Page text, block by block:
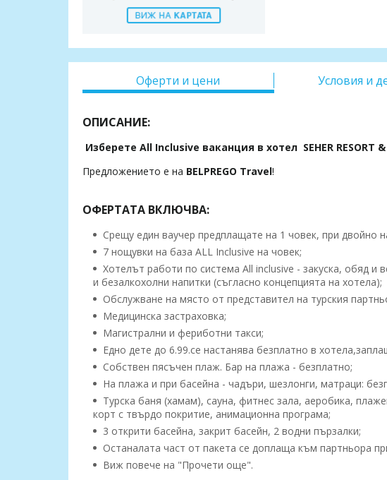
Оферти и цени Условия и
ОПИСАНИЕ:
Изберете All Inclusive ваканция в хотел SEHER RESORT
Предложението е на BELPREGO Travel!
ОФЕРТАТА ВКЛЮЧВА:
Срещу един ваучер предплащате на 1 човек, при двойно
7 нощувки на база ALL Inclusive на човек;
Хотелът работи по система All inclusive - закуска, обяд
и безалкохолни напитки (съгласно концепцията на хотела);
Обслужване на място от представител на турския
Медицинска застраховка;
Магистрални и фериботни такси;
Едно дете до 6.99.се настанява безплатно в
Собствен пясъчен плаж. Бар на плажа - безплатно;
На плажа и при басейна - чадъри, шезлонги, матраци:
Турска баня (хамам), сауна, фитнес зала, аеробика,
корт с твърдо покритие, анимационна програма;
3 открити басейна, закрит басейн, 2 водни пързалки;
Останалата част от пакета се доплаща към партньора
Виж повече на "Прочети още".